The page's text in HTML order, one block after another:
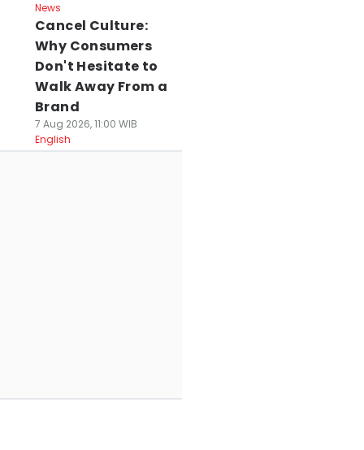
News
Cancel Culture:
Why Consumers
Don't Hesitate to
Walk Away From a
Brand
7 Aug 2026, 11:00 WIB
English